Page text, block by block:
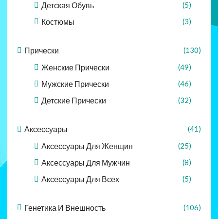
Детская Обувь (5)
Костюмы (3)
Прически (130)
Женские Прически (49)
Мужские Прически (46)
Детские Прически (32)
Аксессуары (41)
Аксессуары Для Женщин (25)
Аксессуары Для Мужчин (8)
Аксессуары Для Всех (5)
Генетика И Внешность (106)